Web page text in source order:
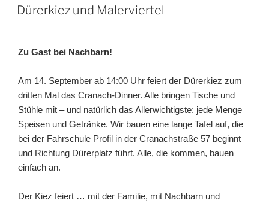
AM
Dürerkiez und Malerviertel
Zu Gast bei Nachbarn!
Am 14. September ab 14:00 Uhr feiert der Dürerkiez zum
dritten Mal das Cranach-Dinner. Alle bringen Tische und
Stühle mit – und natürlich das Allerwichtigste: jede Menge
Speisen und Getränke. Wir bauen eine lange Tafel auf, die
bei der Fahrschule Profil in der Cranachstraße 57 beginnt
und Richtung Dürerplatz führt. Alle, die kommen, bauen
einfach an.
Der Kiez feiert … mit der Familie, mit Nachbarn und